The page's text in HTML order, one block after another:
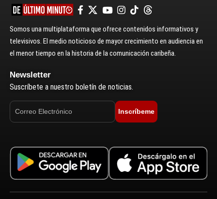
Somos una multiplataforma que ofrece contenidos informativos y
televisivos. El medio noticioso de mayor crecimiento en audiencia en
el menor tiempo en la historia de la comunicación caribeña.
Newsletter
Suscríbete a nuestro boletín de noticias.
Inscríbeme